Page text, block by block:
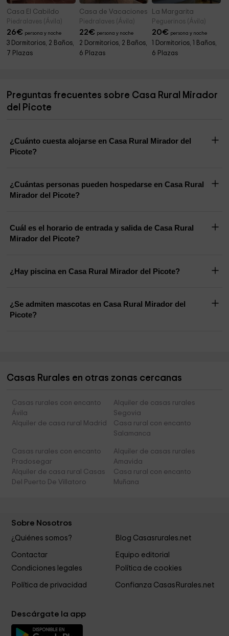
Casa El Cabildo
Piedralaves (Ávila)
26€ persona y noche
3 Dormitorios, 2 Baños,
7 Plazas
Casa de Vacaciones El Naranjo
Piedralaves (Ávila)
22€ persona y noche
2 Dormitorios, 2 Baños,
6 Plazas
La Margarita
Peguerinos (Ávila)
20€ persona y noche
1 Dormitorios, 1 Baños,
6 Plazas
Preguntas frecuentes sobre Casa Rural Mirador
del Picote
¿Cuánto cuesta alojarse en Casa Rural Mirador del
Picote?
¿Cuántas personas pueden hospedarse en Casa Rural
Mirador del Picote?
Cuál es el horario de entrada y salida de Casa Rural
Mirador del Picote?
¿Hay piscina en Casa Rural Mirador del Picote?
¿Se admiten mascotas en Casa Rural Mirador del
Picote?
Casas Rurales en otras zonas cercanas
Casas rurales con encanto
Ávila
Alquiler de casas rurales
Segovia
Alquiler de casa rural Madrid
Casa rural con encanto
Salamanca
Casas rurales con encanto
Pradosegar
Alquiler de casas rurales
Amavida
Alquiler de casa rural Casas
Del Puerto De Villatoro
Casa rural con encanto
Muñana
Sobre Nosotros
¿Quiénes somos? Blog Casasrurales.net
Contactar
Equipo editorial
Condiciones legales
Política de cookies
Política de privacidad Confianza CasasRurales.net
Descárgate la app